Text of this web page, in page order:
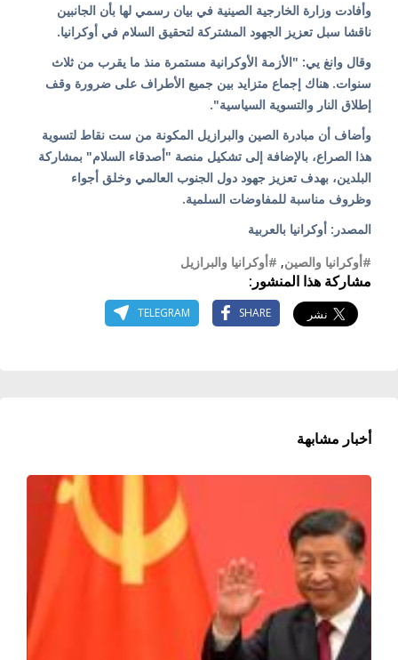
وأفادت وزارة الخارجية الصينية في بيان رسمي لها بأن الجانبين
ناقشا سبل تعزيز الجهود المشتركة لتحقيق السلام في أوكرانيا.
وقال وانغ يي: "الأزمة الأوكرانية مستمرة منذ ما يقرب من ثلاث
سنوات. هناك إجماع متزايد بين جميع الأطراف على ضرورة وقف
إطلاق النار والتسوية السياسية".
وأضاف أن مبادرة الصين والبرازيل المكونة من ست نقاط لتسوية
هذا الصراع، بالإضافة إلى تشكيل منصة "أصدقاء السلام" بمشاركة
البلدين، بهدف تعزيز جهود دول الجنوب العالمي وخلق أجواء
وظروف مناسبة للمفاوضات السلمية.
المصدر: أوكرانيا بالعربية
#أوكرانيا والصين, #أوكرانيا والبرازيل
مشاركة هذا المنشور:
SHARE
TELEGRAM
أخبار مشابهة